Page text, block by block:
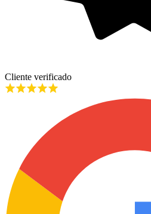
Cliente verificado